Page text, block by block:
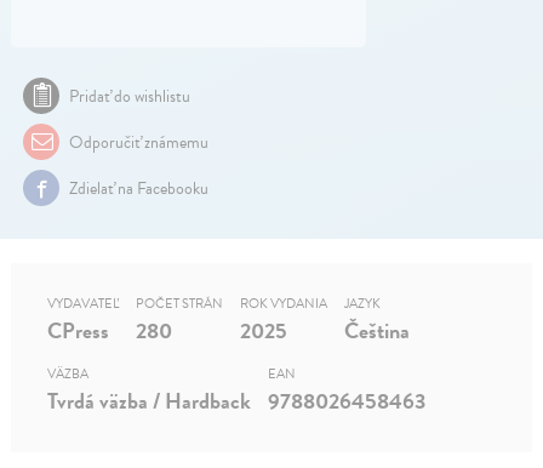
Pridať do wishlistu
Odporučiť známemu
Zdielať na Facebooku
VYDAVATEĽ
CPress
POČET STRÁN
280
ROK VYDANIA
2025
JAZYK
Čeština
VÄZBA
Tvrdá väzba / Hardback
EAN
9788026458463